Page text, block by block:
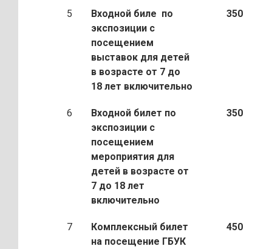
5
Входной биле по
экспозиции с
посещением
выставок для детей
в возрасте от 7 до
18 лет включительно
350
6
Входной билет по
экспозиции с
посещением
мероприятия для
детей в возрасте от
7 до 18 лет
включительно
350
7
Комплексный билет
на посещение ГБУК
450